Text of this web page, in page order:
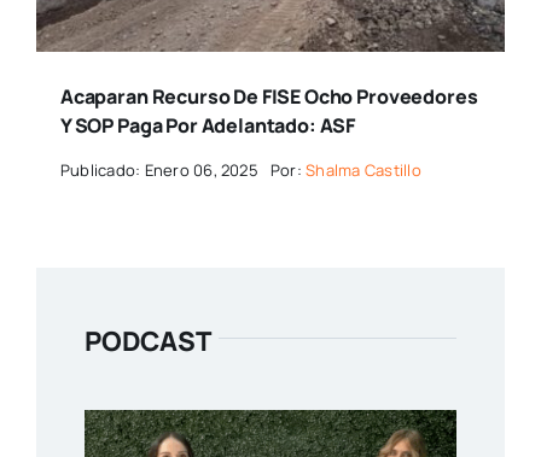
Acaparan Recurso De FISE Ocho Proveedores
Y SOP Paga Por Adelantado: ASF
Publicado: Enero 06, 2025 Por:Shalma Castillo
PODCAST